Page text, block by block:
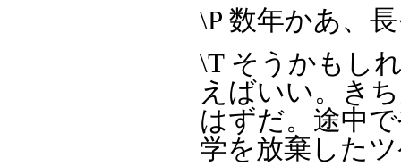
\P 数年かあ、
\T そうかもし
えばいい。き
はずだ。途中
学を放棄した